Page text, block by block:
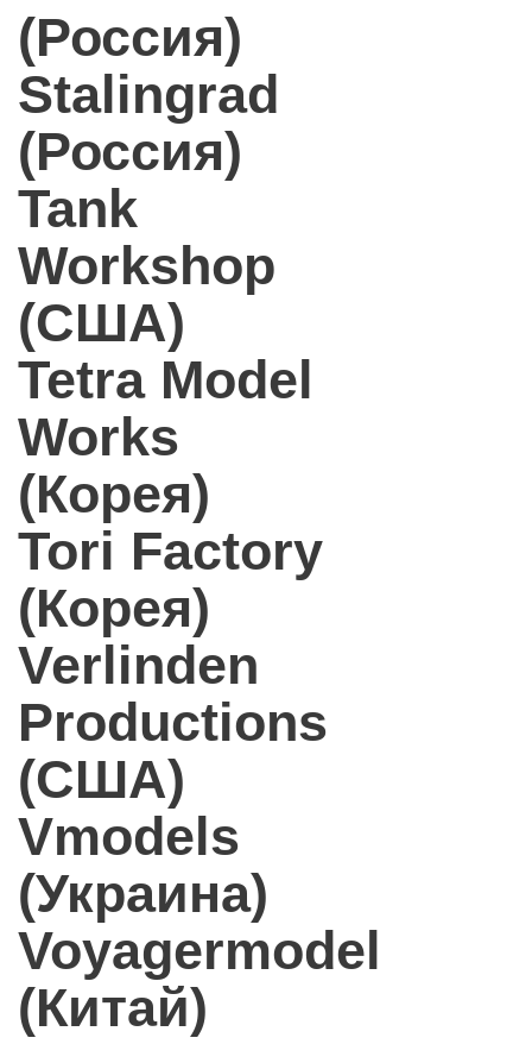
(Россия)
Stalingrad
(Россия)
Tank
Workshop
(США)
Tetra Model
Works
(Корея)
Tori Factory
(Корея)
Verlinden
Productions
(США)
Vmodels
(Украина)
Voyagermodel
(Китай)